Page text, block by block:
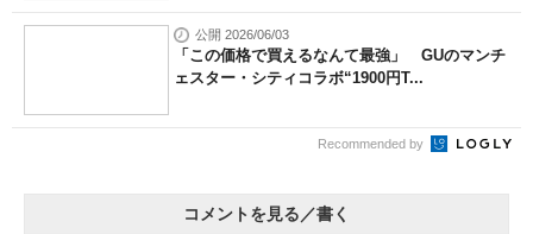
公開 2026/06/03
「この価格で買えるなんて最強」 GUのマンチ
ェスター・シティコラボ“1900円T...
Recommended by
コメントを見る／書く